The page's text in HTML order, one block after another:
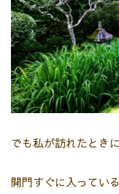
でも私が訪れたとき
開門すぐに入ってい